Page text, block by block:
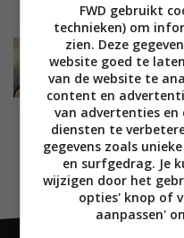
AUDIO 01
Review:
met hifi-roots
FWD gebruikt
technieken) om
zien. Deze
website goed te
van de website te
content en
van advertenties
diensten te
gegevens zoals
en surfgedrag. Je
wijzigen door het
opties' knop of
aanpassen'